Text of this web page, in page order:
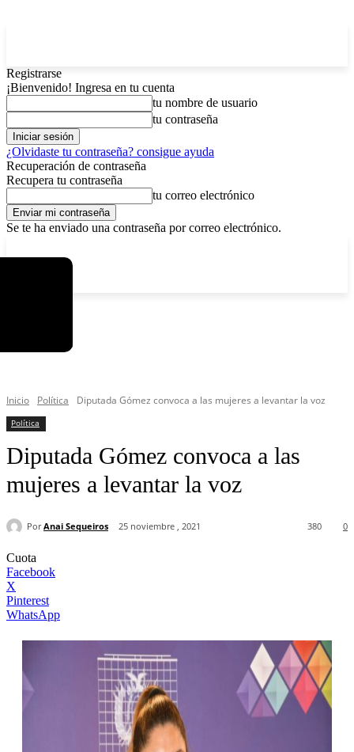
Registrarse
¡Bienvenido! Ingresa en tu cuenta
tu nombre de usuario
tu contraseña
¿Olvidaste tu contraseña? consigue ayuda
Recuperación de contraseña
Recupera tu contraseña
tu correo electrónico
Se te ha enviado una contraseña por correo electrónico.
Inicio Política Diputada Gómez convoca a las mujeres a levantar la voz
Política
Diputada Gómez convoca a las
mujeres a levantar la voz
Por Anai Sequeiros 25 noviembre , 2021 0
380
Cuota
Facebook
X
Pinterest
WhatsApp